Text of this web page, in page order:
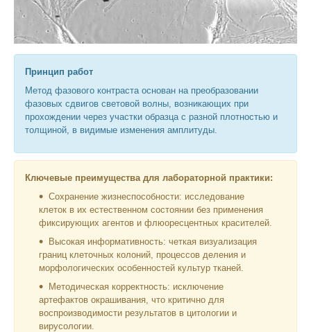
Принцип работ
Метод фазового контраста основан на преобразовании
фазовых сдвигов световой волны, возникающих при
прохождении через участки образца с разной плотностью и
толщиной, в видимые изменения амплитуды.
Ключевые преимущества для лабораторной практики:
Сохранение жизнеспособности: исследование
клеток в их естественном состоянии без применения
фиксирующих агентов и флюоресцентных красителей.
Высокая информативность: четкая визуализация
границ клеточных колоний, процессов деления и
морфологических особенностей культур тканей.
Методическая корректность: исключение
артефактов окрашивания, что критично для
воспроизводимости результатов в цитологии и
вирусологии.